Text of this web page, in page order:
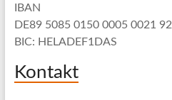
IBAN
DE89 5085 0150 0005 0021 92
BIC: HELADEF1DAS
Kontakt